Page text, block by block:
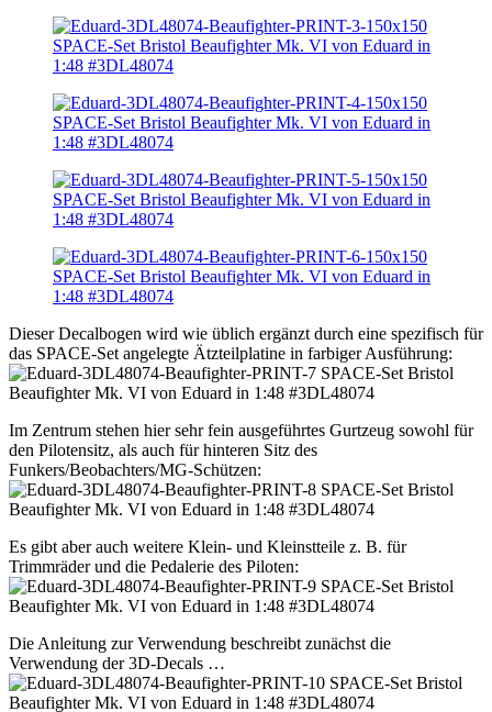
Dieser Decalbogen wird wie üblich ergänzt durch eine spezifisch für
das SPACE-Set angelegte Ätzteilplatine in farbiger Ausführung:
Im Zentrum stehen hier sehr fein ausgeführtes Gurtzeug sowohl für
den Pilotensitz, als auch für hinteren Sitz des
Funkers/Beobachters/MG-Schützen:
Es gibt aber auch weitere Klein- und Kleinstteile z. B. für
Trimmräder und die Pedalerie des Piloten:
Die Anleitung zur Verwendung beschreibt zunächst die
Verwendung der 3D-Decals …